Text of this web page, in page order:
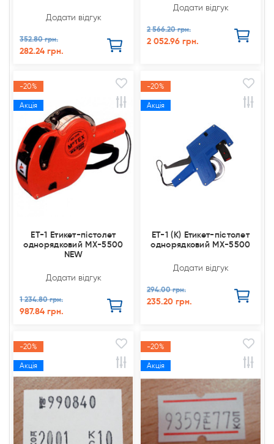
Додати відгук
352.80 грн.
282.24 грн.
Додати відгук
2 566.20 грн.
2 052.96 грн.
-20%
Акція
ET-1 Етикет-пістолет
однорядковий МХ-5500
NEW
Додати відгук
1 234.80 грн.
987.84 грн.
-20%
Акція
ET-1 (K) Етикет-пістолет
однорядковий МХ-5500
Додати відгук
294.00 грн.
235.20 грн.
-20%
Акція
-20%
Акція